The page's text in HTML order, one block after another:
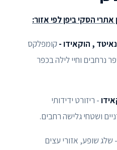
הסקי ביפן לפי אזור:
קומפלקס
נרחבים וחיי לילה בכפר
- ריזורט ידידותי
ושטחי גלישה רחבים.
- שלג שופע, אזורי עצים